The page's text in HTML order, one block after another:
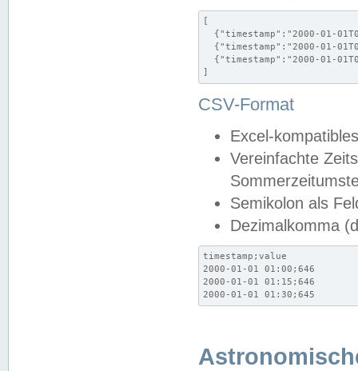
[
{"timestamp":"2000-01-
{"timestamp":"2000-01-
{"timestamp":"2000-01-
]
CSV-Format
Excel-
Vereinfachte
Semikolon als
Dezimalkomma
timestamp;value
2000-01-01 01:00;646
2000-01-01 01:15;646
2000-01-01 01:30;645